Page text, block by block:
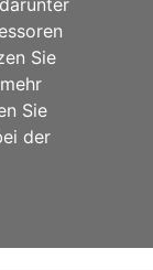
Sie
Sie
der